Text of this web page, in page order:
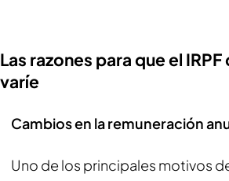
Las razones para que el
varíe
Cambios en la remuneración
Uno de los principales motivos